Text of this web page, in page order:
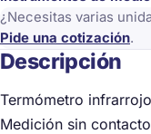
¿Necesitas varias
Pide una cotización.
Descripción
Termómetro
Medición sin